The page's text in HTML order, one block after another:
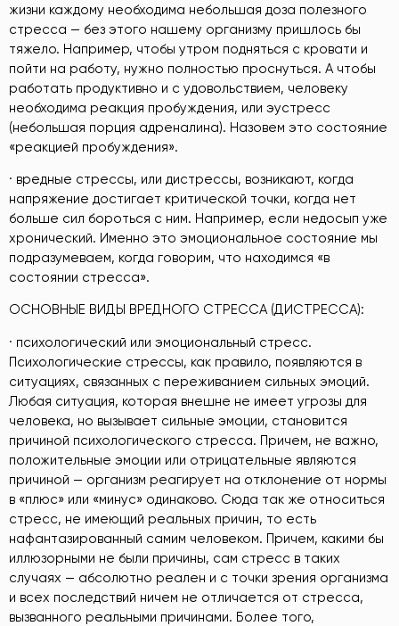
жизни каждому необходима небольшая доза полезного
стресса — без этого нашему организму пришлось бы
тяжело. Например, чтобы утром подняться с кровати и
пойти на работу, нужно полностью проснуться. А чтобы
работать продуктивно и с удовольствием, человеку
необходима реакция пробуждения, или эустресс
(небольшая порция адреналина). Назовем это состояние
«реакцией пробуждения».
· вредные стрессы, или дистрессы, возникают, когда
напряжение достигает критической точки, когда нет
больше сил бороться с ним. Например, если недосып уже
хронический. Именно это эмоциональное состояние мы
подразумеваем, когда говорим, что находимся «в
состоянии стресса».
ОСНОВНЫЕ ВИДЫ ВРЕДНОГО СТРЕССА (ДИСТРЕССА):
· психологический или эмоциональный стресс.
Психологические стрессы, как правило, появляются в
ситуациях, связанных с переживанием сильных эмоций.
Любая ситуация, которая внешне не имеет угрозы для
человека, но вызывает сильные эмоции, становится
причиной психологического стресса. Причем, не важно,
положительные эмоции или отрицательные являются
причиной — организм реагирует на отклонение от нормы
в «плюс» или «минус» одинаково. Сюда так же относиться
стресс, не имеющий реальных причин, то есть
нафантазированный самим человеком. Причем, какими бы
иллюзорными не были причины, сам стресс в таких
случаях — абсолютно реален и с точки зрения организма
и всех последствий ничем не отличается от стресса,
вызванного реальными причинами. Более того,